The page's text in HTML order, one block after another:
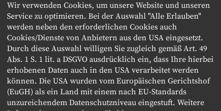
E-MAIL
FACEBOOK
X
COPYRIGHT © 2019 KOLBENHÖFE GMBH & CO. KG
Wir verwenden Cookies, um unsere Website und unseren
Service zu optimieren. Bei der Auswahl "Alle Erlauben"
werden neben den erforderlichen Cookies auch
Cookies/Dienste von Anbietern aus den USA eingesetzt.
Durch diese Auswahl willigen Sie zugleich gemäß Art. 49
Abs. 1 S. 1 lit. a DSGVO ausdrücklich ein, dass Ihre hierbei
erhobenen Daten auch in den USA verarbeitet werden
können. Die USA wurden vom Europäischen Gerichtshof
(EuGH) als ein Land mit einem nach EU-Standards
unzureichendem Datenschutzniveau eingestuft. Weitere